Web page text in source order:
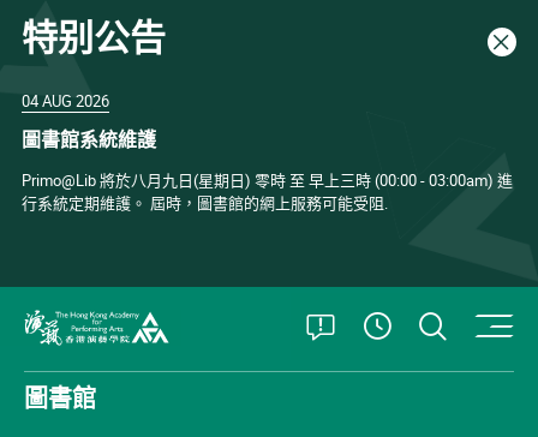
特别公告 關閉
04 AUG 2026
圖書館系統維護
Primo@Lib 將於八月九日(星期日) 零時 至 早上三時 (00:00 - 03:00am) 進
行系統定期維護。 屆時，圖書館的網上服務可能受阻.
打開特別公告
查看開放時
打開
圖書館